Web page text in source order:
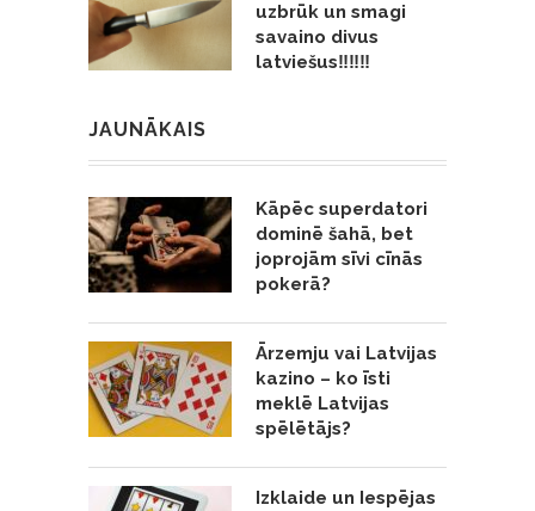
uzbrūk un smagi
savaino divus
latviešus‼️‼️‼️
JAUNĀKAIS
Kāpēc superdatori
dominē šahā, bet
joprojām sīvi cīnās
pokerā?
Ārzemju vai Latvijas
kazino – ko īsti
meklē Latvijas
spēlētājs?
Izklaide un Iespējas